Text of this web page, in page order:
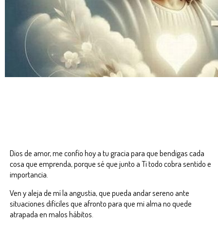
Dios de amor, me confío hoy a tu gracia para que bendigas cada
cosa que emprenda, porque sé que junto a Ti todo cobra sentido e
importancia.
Ven y aleja de mí la angustia, que pueda andar sereno ante
situaciones difíciles que afronto para que mi alma no quede
atrapada en malos hábitos.